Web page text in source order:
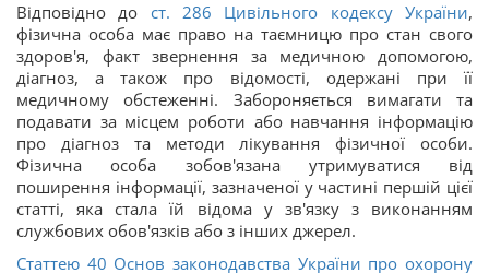
Відповідно до ст. 286 Цивільного кодексу України,
фізична особа має право на таємницю про стан свого
здоров'я, факт звернення за медичною допомогою,
діагноз, а також про відомості, одержані при її
медичному обстеженні. Забороняється вимагати та
подавати за місцем роботи або навчання інформацію
про діагноз та методи лікування фізичної особи.
Фізична особа зобов'язана утримуватися від
поширення інформації, зазначеної у частині першій цієї
статті, яка стала їй відома у зв'язку з виконанням
службових обов'язків або з інших джерел.
Статтею 40 Основ законодавства України про охорону